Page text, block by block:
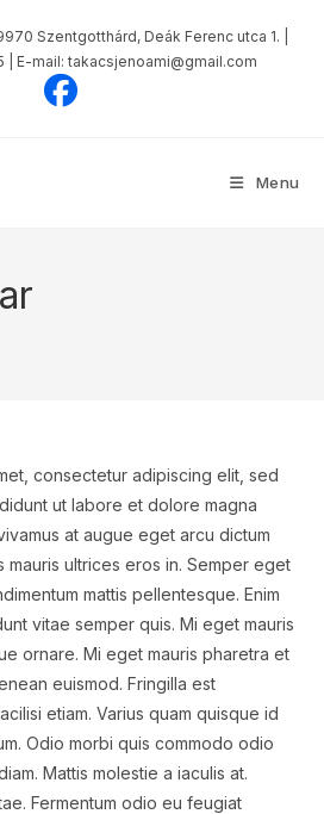
Szentgotthárd, Deák Ferenc utca 1. |
E-mail: takacsjenoami@gmail.com
Menu
consectetur adipiscing elit, sed
ut labore et dolore magna
at augue eget arcu dictum
mauris ultrices eros in. Semper eget
mattis pellentesque. Enim
vitae semper quis. Mi eget mauris
ornare. Mi eget mauris pharetra et
euismod. Fringilla est
etiam. Varius quam quisque id
Odio morbi quis commodo odio
Mattis molestie a iaculis at.
Fermentum odio eu feugiat